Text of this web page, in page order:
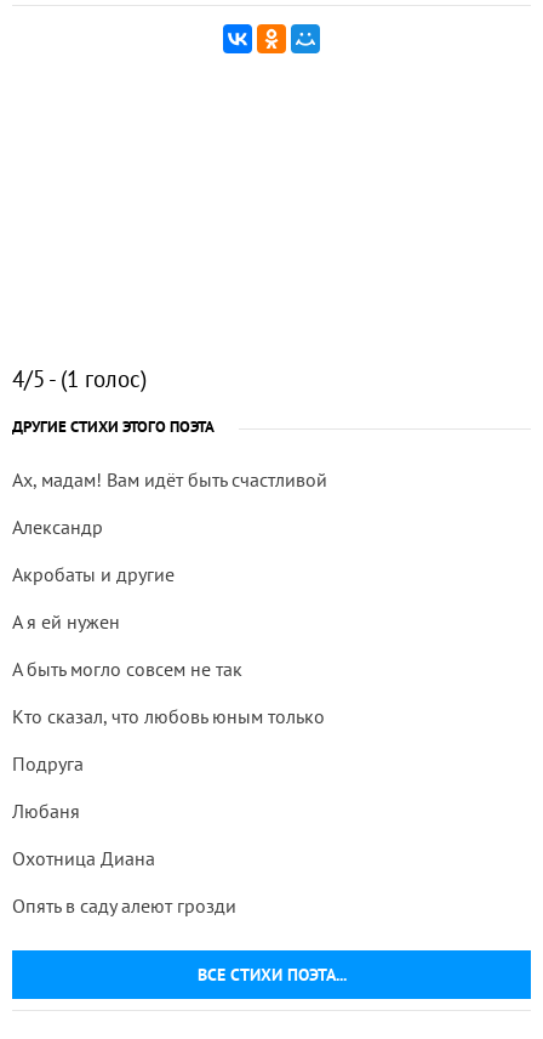
4/5 - (1 голос)
ДРУГИЕ СТИХИ ЭТОГО ПОЭТА
ВСЕ СТИХИ ПОЭТА...
Ах, мадам! Вам идёт быть счастливой
Александр
Акробаты и другие
А я ей нужен
А быть могло совсем не так
Кто сказал, что любовь юным только
Подруга
Любаня
Охотница Диана
Опять в саду алеют грозди